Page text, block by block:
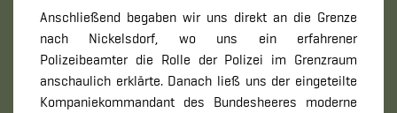
Anschließend begaben wir uns direkt an die Grenze
nach Nickelsdorf, wo uns ein erfahrener
Polizeibeamter die Rolle der Polizei im Grenzraum
anschaulich erklärte. Danach ließ uns der eingeteilte
Kompaniekommandant des Bundesheeres moderne